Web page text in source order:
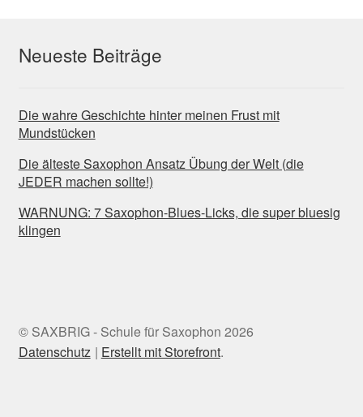
Neueste Beiträge
Die wahre Geschichte hinter meinen Frust mit
Mundstücken
Die älteste Saxophon Ansatz Übung der Welt (die
JEDER machen sollte!)
WARNUNG: 7 Saxophon-Blues-Licks, die super bluesig
klingen
© SAXBRIG - Schule für Saxophon 2026
Datenschutz
Erstellt mit Storefront.